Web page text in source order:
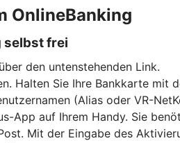
OnlineBanking
selbst frei
den untenstehenden Link.
Halten Sie Ihre Bankkarte mit
(Alias oder VR-
App auf Ihrem Handy. Sie
Mit der Eingabe des